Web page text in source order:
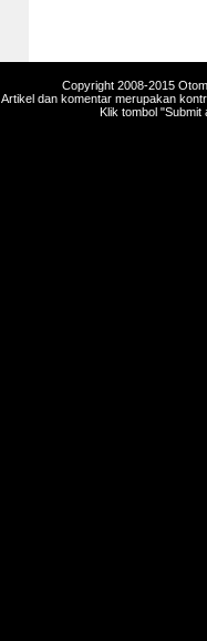
Copyright 2008-2015
Artikel dan komentar merupakan
Klik tombol